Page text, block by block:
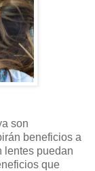
son
beneficios a
lentes puedan
que